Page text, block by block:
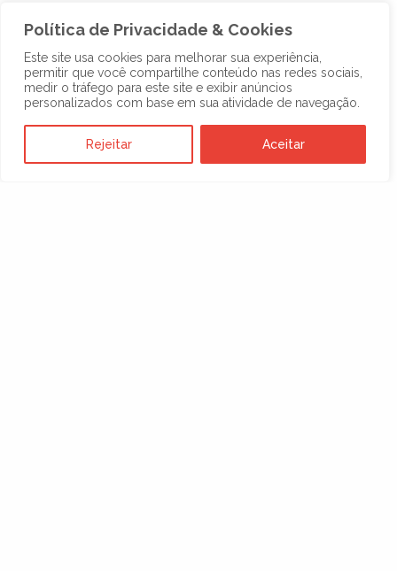
Política de Privacidade & Cookies
Este site usa cookies para melhorar sua experiência,
permitir que você compartilhe conteúdo nas redes sociais,
medir o tráfego para este site e exibir anúncios
personalizados com base em sua atividade de navegação.
Rejeitar Aceitar